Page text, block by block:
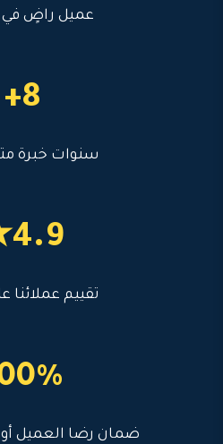
عميل راضٍ في
8+
سنوات خبرة
4.9★
تقييم عملائنا
ضمان رضا العميل